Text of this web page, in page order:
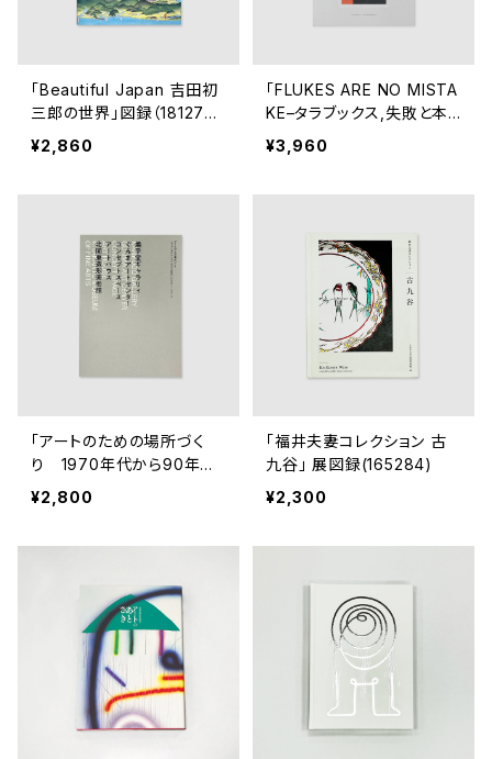
「Beautiful Japan 吉田初
三郎の世界」図録（1812731
03）
¥2,860
「FLUKES ARE NO MISTA
KE–タラブックス,失敗と本
づくりの未来-」展図録 (T1
79400)
¥3,960
「アートのための場所づく
り 1970年代から90年代
の群馬におけるアートスペ
ース」展図録（T）
¥2,800
「福井夫妻コレクション 古
九谷」 展図録(165284)
¥2,300